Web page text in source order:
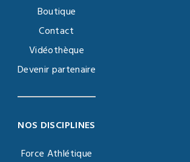
Boutique
Contact
Vidéothèque
Devenir partenaire
NOS DISCIPLINES
Force Athlétique